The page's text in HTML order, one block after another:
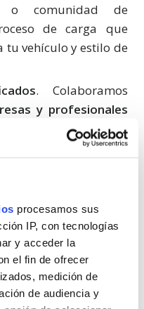
procesamos sus
IP, con tecnologías
y acceder la
el fin de ofrecer
medición de
de audiencia y
o comunidad de
de carga que
tu vehículo y estilo de
. Colaboramos
y profesionales
de puntos de
eléctricos,
precio. Siempre
la seguridad y
vigente.
. Al rellenar el
de
, varios
instaladoras de